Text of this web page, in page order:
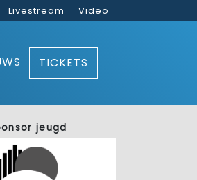
Livestream Video
TICKETS
jeugd